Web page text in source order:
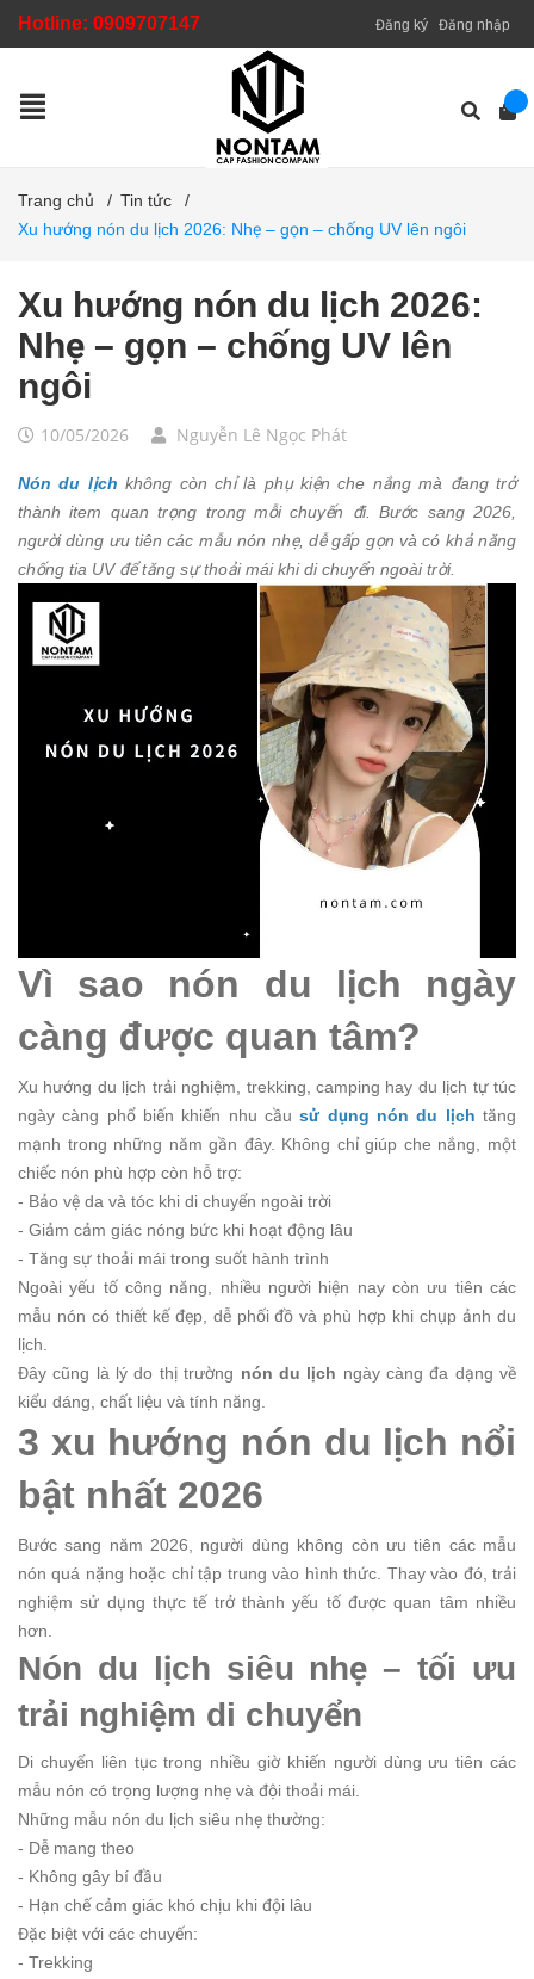
Hotline: 0909707147 Đăng ký Đăng nhập
Trang chủ / Tin tức
/
Xu hướng nón du lịch 2026: Nhẹ – gọn – chống UV lên ngôi
Xu hướng nón du lịch 2026:
Nhẹ – gọn – chống UV lên
ngôi
10/05/2026 Nguyễn Lê Ngọc Phát
Nón du lịch không còn chỉ là phụ kiện che nắng mà đang trở
thành item quan trọng trong mỗi chuyến đi. Bước sang 2026,
người dùng ưu tiên các mẫu nón nhẹ, dễ gấp gọn và có khả năng
chống tia UV để tăng sự thoải mái khi di chuyển ngoài trời.
Vì sao nón du lịch ngày
càng được quan tâm?
Xu hướng du lịch trải nghiệm, trekking, camping hay du lịch tự túc
ngày càng phổ biến khiến nhu cầusử dụng nón du lịch tăng
mạnh trong những năm gần đây. Không chỉ giúp che nắng, một
chiếc nón phù hợp còn hỗ trợ:
- Bảo vệ da và tóc khi di chuyển ngoài trời
- Giảm cảm giác nóng bức khi hoạt động lâu
- Tăng sự thoải mái trong suốt hành trình
Ngoài yếu tố công năng, nhiều người hiện nay còn ưu tiên các
mẫu nón có thiết kế đẹp, dễ phối đồ và phù hợp khi chụp ảnh du
lịch.
Đây cũng là lý do thị trường nón du lịch ngày càng đa dạng về
kiểu dáng, chất liệu và tính năng.
3 xu hướng nón du lịch nổi
bật nhất 2026
Bước sang năm 2026, người dùng không còn ưu tiên các mẫu
nón quá nặng hoặc chỉ tập trung vào hình thức. Thay vào đó, trải
nghiệm sử dụng thực tế trở thành yếu tố được quan tâm nhiều
hơn.
Nón du lịch siêu nhẹ – tối ưu
trải nghiệm di chuyển
Di chuyển liên tục trong nhiều giờ khiến người dùng ưu tiên các
mẫu nón có trọng lượng nhẹ và đội thoải mái.
Những mẫu nón du lịch siêu nhẹ thường:
- Dễ mang theo
- Không gây bí đầu
- Hạn chế cảm giác khó chịu khi đội lâu
Đặc biệt với các chuyến:
- Trekking